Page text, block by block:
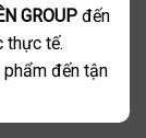
GROUP đến
thực tế.
đến tận